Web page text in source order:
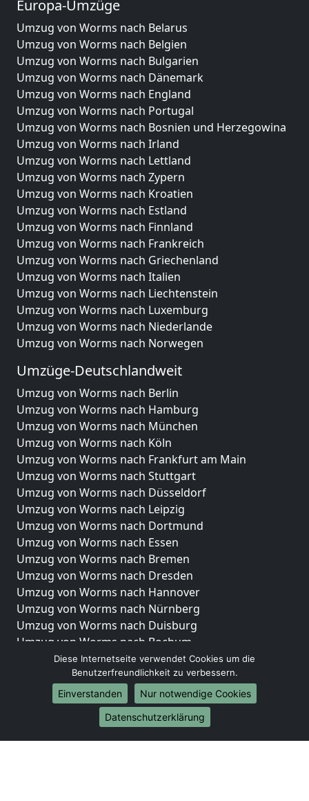
Europa-Umzüge
Umzug von Worms nach Belarus
Umzug von Worms nach Belgien
Umzug von Worms nach Bulgarien
Umzug von Worms nach Dänemark
Umzug von Worms nach England
Umzug von Worms nach Portugal
Umzug von Worms nach Bosnien und Herzegowina
Umzug von Worms nach Irland
Umzug von Worms nach Lettland
Umzug von Worms nach Zypern
Umzug von Worms nach Kroatien
Umzug von Worms nach Estland
Umzug von Worms nach Finnland
Umzug von Worms nach Frankreich
Umzug von Worms nach Griechenland
Umzug von Worms nach Italien
Umzug von Worms nach Liechtenstein
Umzug von Worms nach Luxemburg
Umzug von Worms nach Niederlande
Umzug von Worms nach Norwegen
Umzüge-Deutschlandweit
Umzug von Worms nach Berlin
Umzug von Worms nach Hamburg
Umzug von Worms nach München
Umzug von Worms nach Köln
Umzug von Worms nach Frankfurt am Main
Umzug von Worms nach Stuttgart
Umzug von Worms nach Düsseldorf
Umzug von Worms nach Leipzig
Umzug von Worms nach Dortmund
Umzug von Worms nach Essen
Umzug von Worms nach Bremen
Umzug von Worms nach Dresden
Umzug von Worms nach Hannover
Umzug von Worms nach Nürnberg
Umzug von Worms nach Duisburg
Umzug von Worms nach Bochum
Umzug von Worms nach Wuppertal
Umzug von Worms nach Bielefeld
Umzug von Worms nach Bonn
Umzug von Worms nach Münster
Diese Internetseite verwendet Cookies um die
Benutzerfreundlichkeit zu verbessern.
Einverstanden
Nur notwendige Cookies
Datenschutzerklärung